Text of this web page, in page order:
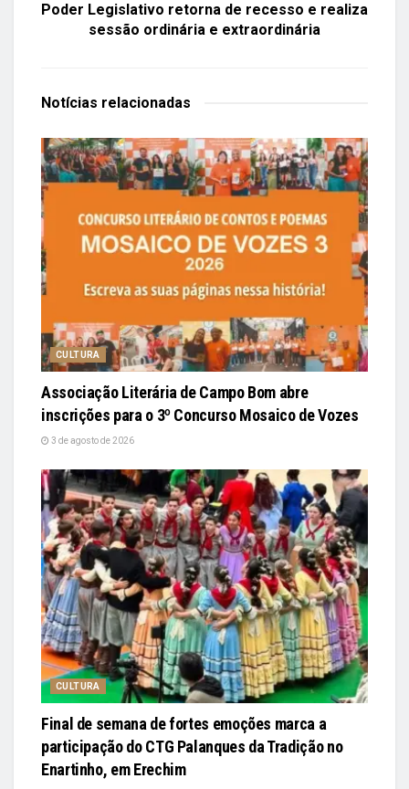
Poder Legislativo retorna de recesso e realiza
sessão ordinária e extraordinária
Notícias relacionadas
CULTURA
Associação Literária de Campo Bom abre
inscrições para o 3º Concurso Mosaico de Vozes
3 de agosto de 2026
CULTURA
Final de semana de fortes emoções marca a
participação do CTG Palanques da Tradição no
Enartinho, em Erechim